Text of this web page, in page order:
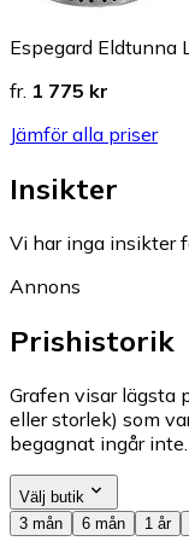
Espegard Eldtunna
fr. 1 775 kr
Jämför alla priser
Insikter
Vi har inga insikter
Annons
Prishistorik
Grafen visar lägsta
eller storlek) som
begagnat ingår inte.
Välj butik
3 mån
6 mån 1 år